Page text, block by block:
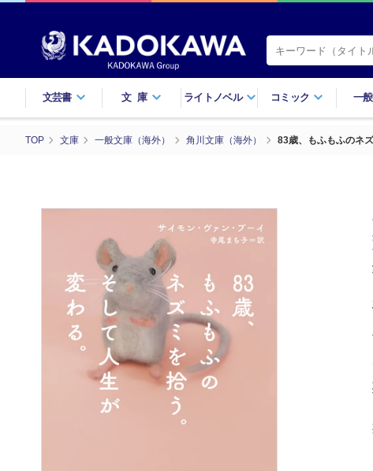
文芸書 文庫 ライトノベル コミック 一
TOP 文庫 一般文庫（海外） 角川文庫（海外） 83歳、もふもふのネ